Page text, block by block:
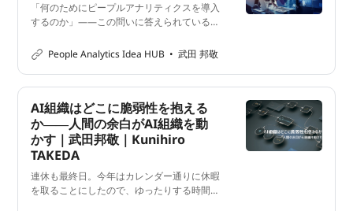
「何のためにピープルアナリティクスを導入
するのか」——この問いに答えられている組
思決定の主体が変わっていくプロセスとして
捉え直したとき、ピープルアナリティクスの
本質が見えてくる。
People Analytics Idea HUB 武田 邦敬
AI組織はどこに脆弱性を抱える
か――人間の余白がAI組織を動
かす｜武田邦敬｜Kunihiro
TAKEDA
連休も最終日。今年はカレンダー通りに休暇
を取ることにしたので、ゆったりする時間は